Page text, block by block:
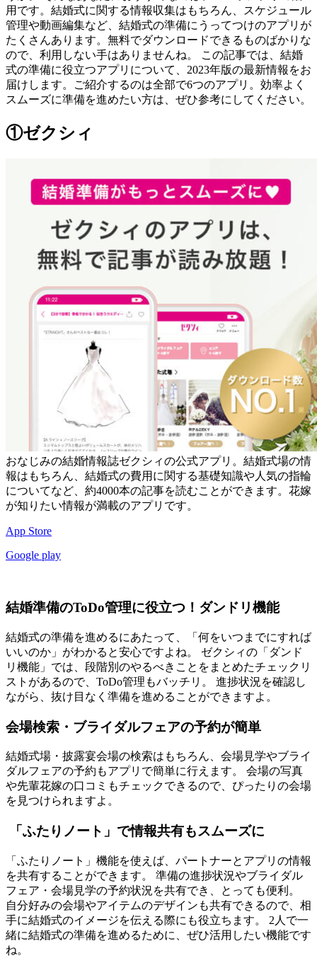
用です。結婚式に関する情報収集はもちろん、スケジュール
管理や動画編集など、結婚式の準備にうってつけのアプリが
たくさんあります。無料でダウンロードできるものばかりな
ので、利用しない手はありませんね。 この記事では、結婚
式の準備に役立つアプリについて、2023年版の最新情報をお
届けします。ご紹介するのは全部で6つのアプリ。効率よく
スムーズに準備を進めたい方は、ぜひ参考にしてください。
①ゼクシィ
おなじみの結婚情報誌ゼクシィの公式アプリ。結婚式場の情
報はもちろん、結婚式の費用に関する基礎知識や人気の指輪
についてなど、約4000本の記事を読むことができます。花嫁
が知りたい情報が満載のアプリです。
App Store
Google play
結婚準備のToDo管理に役立つ！ダンドリ機能
結婚式の準備を進めるにあたって、「何をいつまでにすれば
いいのか」がわかると安心ですよね。 ゼクシィの「ダンド
リ機能」では、段階別のやるべきことをまとめたチェックリ
ストがあるので、ToDo管理もバッチリ。 進捗状況を確認し
ながら、抜け目なく準備を進めることができますよ。
会場検索・ブライダルフェアの予約が簡単
結婚式場・披露宴会場の検索はもちろん、会場見学やブライ
ダルフェアの予約もアプリで簡単に行えます。 会場の写真
や先輩花嫁の口コミもチェックできるので、ぴったりの会場
を見つけられますよ。
「ふたりノート」で情報共有もスムーズに
「ふたりノート」機能を使えば、パートナーとアプリの情報
を共有することができます。 準備の進捗状況やブライダル
フェア・会場見学の予約状況を共有でき、とっても便利。
自分好みの会場やアイテムのデザインも共有できるので、相
手に結婚式のイメージを伝える際にも役立ちます。 2人で一
緒に結婚式の準備を進めるために、ぜひ活用したい機能です
ね。